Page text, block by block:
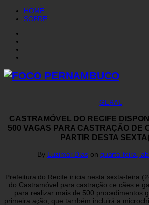
HOME
SOBRE
GERAL
CASTRAMÓVEL DO RECIFE
500 VAGAS PARA CASTRAÇÃO DE
PARTIR DESTA
By Luzimar Dias on quarta-feira,
Prefeitura do Recife inicia nesta sexta-feira
do Castramóvel para castração de cães e
para realizar mais de 500 procedimentos
primeira ação, que também incluirá a